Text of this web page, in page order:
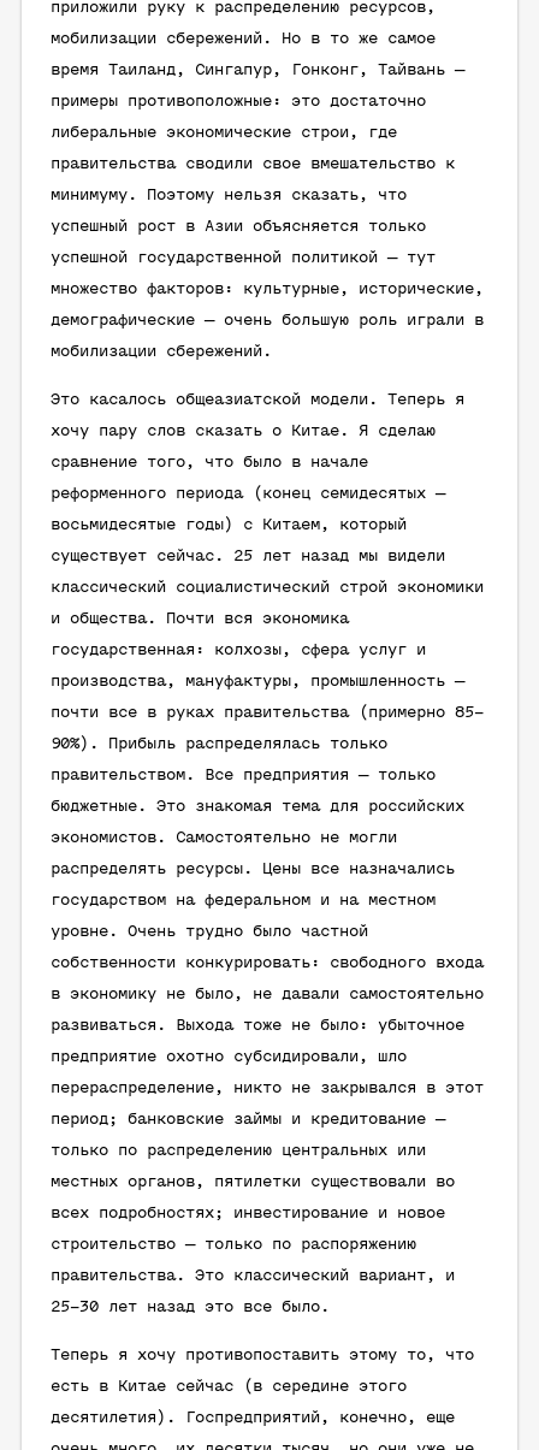
приложили руку к распределению ресурсов,
мобилизации сбережений. Но в то же самое
время Таиланд, Сингапур, Гонконг, Тайвань —
примеры противоположные: это достаточно
либеральные экономические строи, где
правительства сводили свое вмешательство к
минимуму. Поэтому нельзя сказать, что
успешный рост в Азии объясняется только
успешной государственной политикой — тут
множество факторов: культурные, исторические,
демографические — очень большую роль играли в
мобилизации сбережений.
Это касалось общеазиатской модели. Теперь я
хочу пару слов сказать о Китае. Я сделаю
сравнение того, что было в начале
реформенного периода (конец семидесятых —
восьмидесятые годы) с Китаем, который
существует сейчас. 25 лет назад мы видели
классический социалистический строй экономики
и общества. Почти вся экономика
государственная: колхозы, сфера услуг и
производства, мануфактуры, промышленность —
почти все в руках правительства (примерно 85–
90%). Прибыль распределялась только
правительством. Все предприятия — только
бюджетные. Это знакомая тема для российских
экономистов. Самостоятельно не могли
распределять ресурсы. Цены все назначались
государством на федеральном и на местном
уровне. Очень трудно было частной
собственности конкурировать: свободного входа
в экономику не было, не давали самостоятельно
развиваться. Выхода тоже не было: убыточное
предприятие охотно субсидировали, шло
перераспределение, никто не закрывался в этот
период; банковские займы и кредитование —
только по распределению центральных или
местных органов, пятилетки существовали во
всех подробностях; инвестирование и новое
строительство — только по распоряжению
правительства. Это классический вариант, и
25–30 лет назад это все было.
Теперь я хочу противопоставить этому то, что
есть в Китае сейчас (в середине этого
десятилетия). Госпредприятий, конечно, еще